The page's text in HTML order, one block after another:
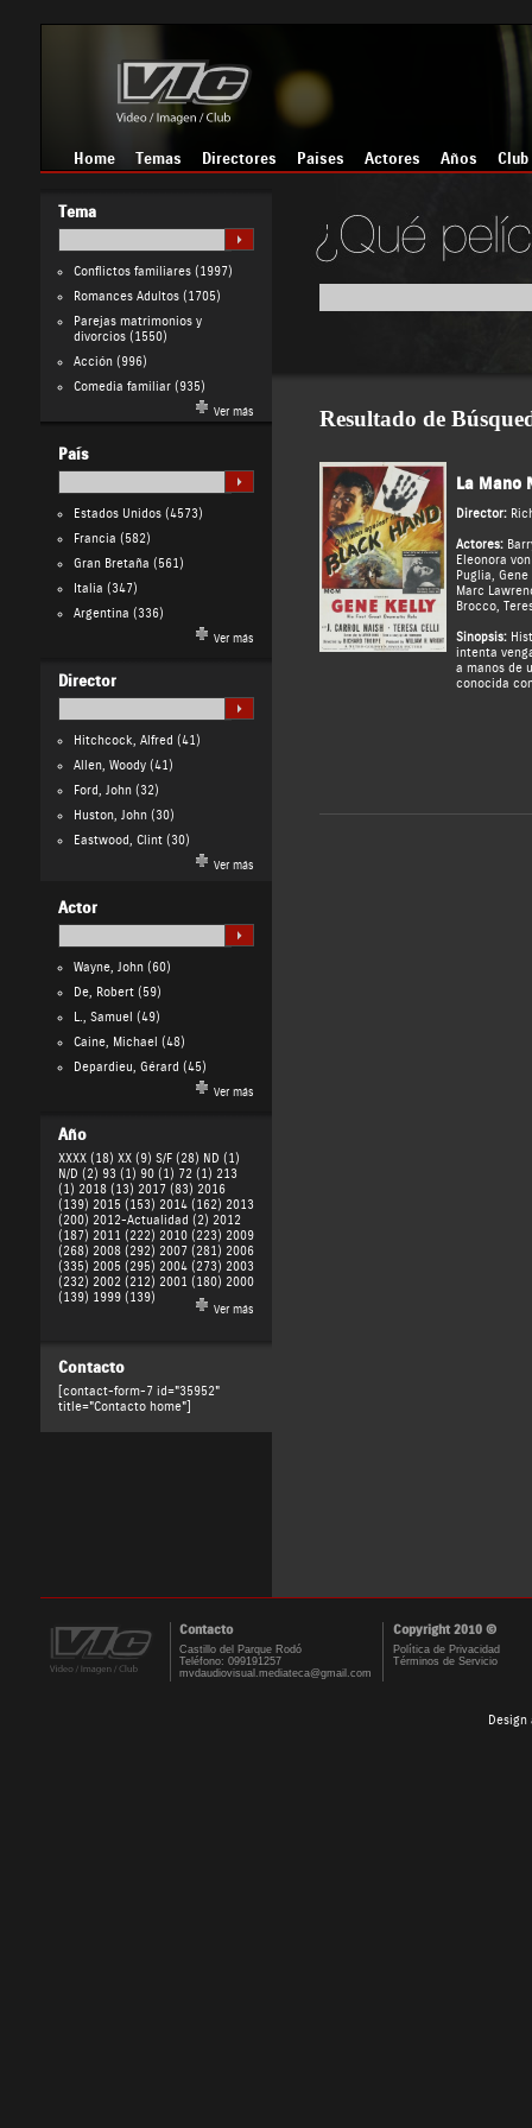
Home Temas Directores Países Actores Años Club
Tema
Conflictos familiares(1997)
Romances Adultos(1705)
Parejas matrimonios y
divorcios(1550)
Acción(996)
Comedia familiar(935)
Ver más
País
Estados Unidos(4573)
Francia (582)
Gran Bretaña (561)
Italia (347)
Argentina (336)
Ver más
Director
Hitchcock, Alfred (41)
Allen, Woody(41)
Ford, John(32)
Huston, John(30)
Eastwood, Clint(30)
Ver más
Actor
Wayne, John(60)
De, Robert(59)
L., Samuel (49)
Caine, Michael (48)
Depardieu, Gérard (45)
Ver más
Año
XXXX (18) XX (9) S/F (28) ND (1)
N/D (2) 93 (1) 90 (1) 72 (1) 213
(1) 2018 (13) 2017 (83) 2016
(139) 2015 (153) 2014 (162) 2013
(200) 2012-Actualidad (2) 2012
(187) 2011 (222) 2010 (223) 2009
(268) 2008 (292) 2007 (281) 2006
(335) 2005 (295) 2004 (273) 2003
(232) 2002 (212) 2001 (180) 2000
(139) 1999 (139)
Ver más
Contacto
[contact-form-7 id="35952"
title="Contacto home"]
Resultado de
La Mano
Director:
Actores:
Eleonora
Puglia, Gene
Marc
Brocco,
Sinopsis:
intenta
a manos de
conocida
Contacto Copyright 2010 ©
Castillo del Parque Rodó
Teléfono: 099191257
mvdaudiovisual.mediateca@gmail.com
Política de Privacidad
Términos de Servicio